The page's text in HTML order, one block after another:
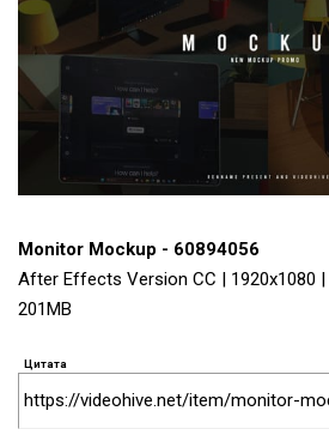
Monitor Mockup - 60894056
After Effects Version CC | 1920x1080
201MB
Цитата
https://videohive.net/item/monitor-